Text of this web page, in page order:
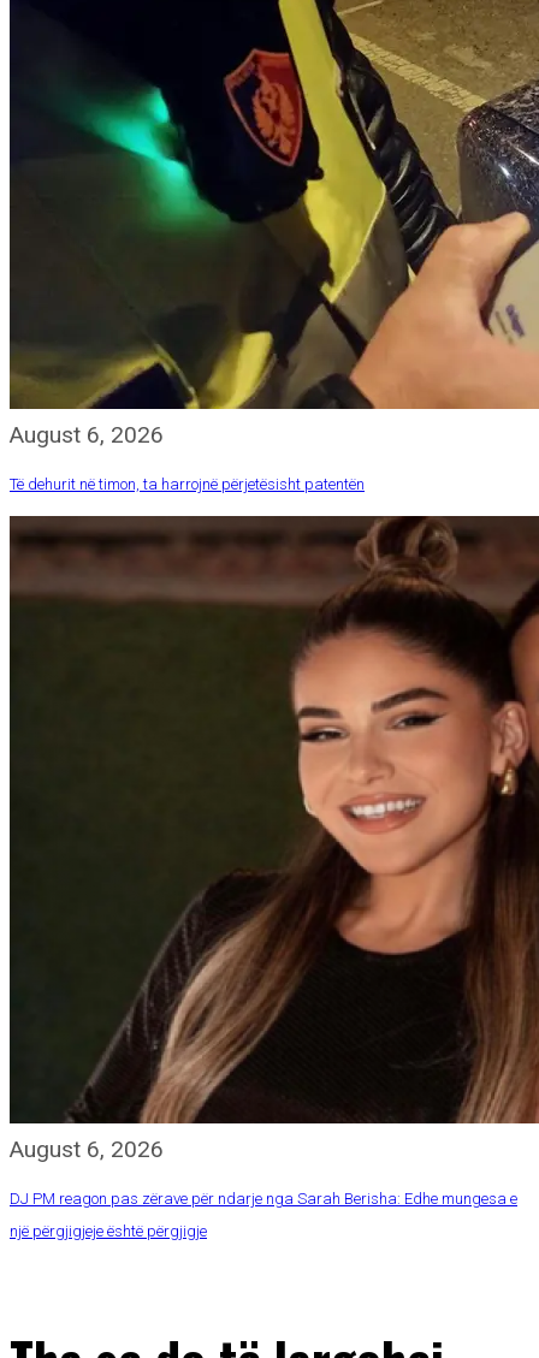
August 6, 2026
Të dehurit në timon, ta harrojnë përjetësisht patentën
August 6, 2026
DJ PM reagon pas zërave për ndarje nga Sarah Berisha: Edhe mungesa e
një përgjigjeje është përgjigje